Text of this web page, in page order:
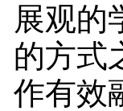
展观的
的方式
作有效